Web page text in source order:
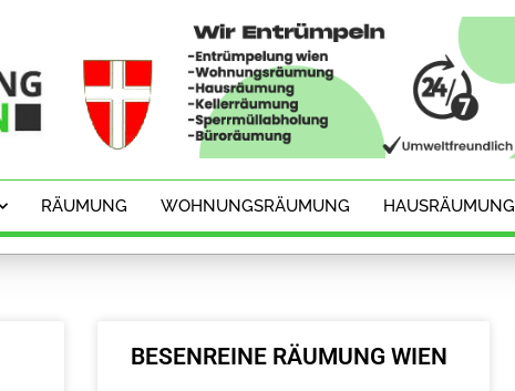
RÄUMUNG WOHNUNGSRÄUMUNG HAUSRÄUMUNG
BESENREINE RÄUMUNG WIEN